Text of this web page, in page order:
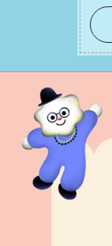
せ
踏み
ざ
いき